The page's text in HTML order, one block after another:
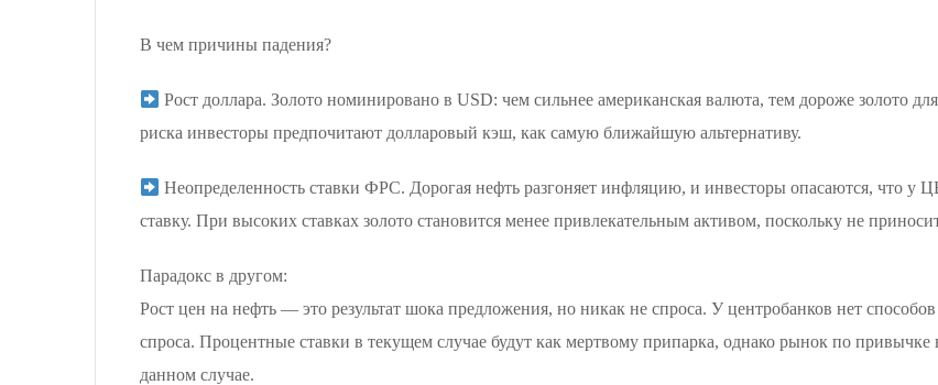
В чем причины падения?
Рост доллара. Золото номинировано в USD: чем сильнее американская валюта, тем дороже золото
риска инвесторы предпочитают долларовый кэш, как самую ближайшую альтернативу.
Неопределенность ставки ФРС. Дорогая нефть разгоняет инфляцию, и инвесторы опасаются, что у
ставку. При высоких ставках золото становится менее привлекательным активом, поскольку не
Парадокс в другом:
Рост цен на нефть — это результат шока предложения, но никак не спроса. У центробанков нет
спроса. Процентные ставки в текущем случае будут как мертвому припарка, однако рынок по
данном случае.